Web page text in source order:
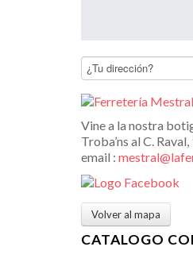
Vine a la nostra
Troba’ns al C.
email :
Volver al mapa
CATALOGO